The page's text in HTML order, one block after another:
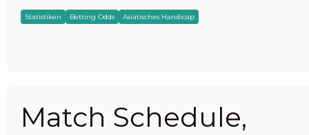
Statistiken Betting Odds Asiatisches Handicap
Match Schedule,